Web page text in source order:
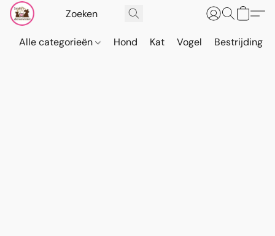
Alle categorieën Hond Kat Vogel Bestrijding